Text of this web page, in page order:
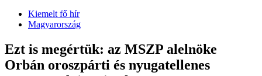
Kiemelt fő hír
Magyarország
Ezt is megértük: az MSZP alelnöke
Orbán oroszpárti és nyugatellenes